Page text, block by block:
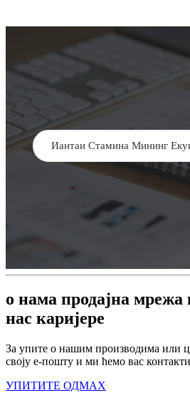
Иантаи Стамина Мининг
о нама продајна мрежа
нас каријере
За упите о нашим производима или
своју е-пошту и ми ћемо вас
УПИТИТЕ ОДМАХ